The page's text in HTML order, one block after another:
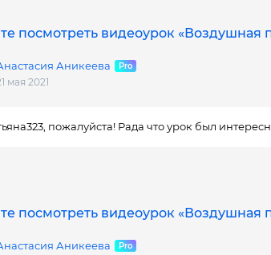
посмотреть видеоурок «Воздушная
Аникеева
мая 2021
пожалуйста! Рада что урок был
посмотреть видеоурок «Воздушная
Аникеева